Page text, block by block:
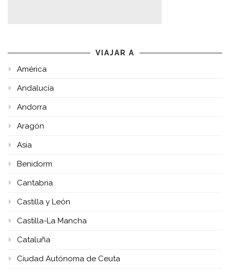
VIAJAR A
América
Andalucía
Andorra
Aragón
Asia
Benidorm
Cantabria
Castilla y León
Castilla-La Mancha
Cataluña
Ciudad Autónoma de Ceuta